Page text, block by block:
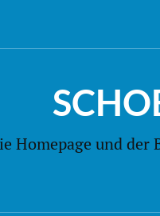
Homepage und der